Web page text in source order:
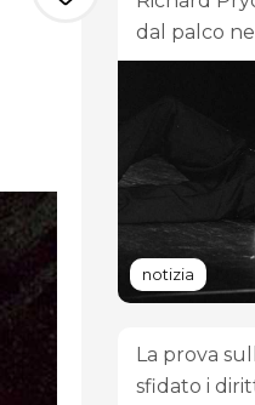
dal palco
notizia
La prova
sfidato i